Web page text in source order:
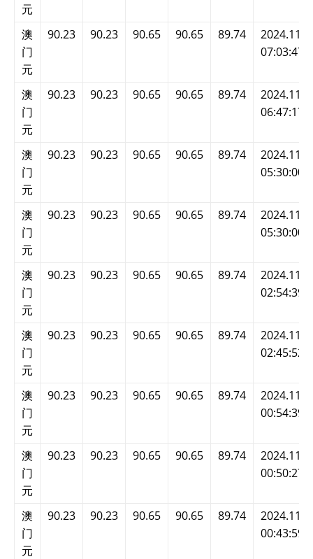
元
澳
门
元
90.23 90.23 90.65 90.65 89.74
07:03:47
澳
门
元
90.23 90.23 90.65 90.65 89.74
06:47:17
澳
门
元
90.23 90.23 90.65 90.65 89.74
05:30:00
澳
门
元
90.23 90.23 90.65 90.65 89.74
05:30:00
澳
门
元
90.23 90.23 90.65 90.65 89.74
02:54:39
澳
门
元
90.23 90.23 90.65 90.65 89.74
02:45:52
澳
门
元
90.23 90.23 90.65 90.65 89.74
00:54:39
澳
门
元
90.23 90.23 90.65 90.65 89.74
00:50:27
澳
门
元
90.23 90.23 90.65 90.65 89.74
00:43:59